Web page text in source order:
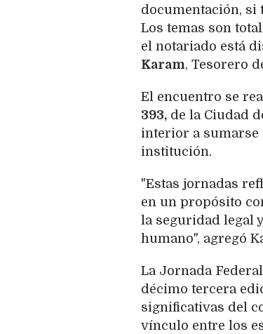
documentación, si
Los temas son
el notariado está
Karam, Tesorero
El encuentro se
393, de la Ciudad
interior a sumarse
institución.
"Estas jornadas
en un propósito
la seguridad legal
humano", agregó
La Jornada
décimo tercera
significativas del
vínculo entre los